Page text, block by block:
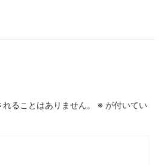
ることはありません。 ※ が付いてい